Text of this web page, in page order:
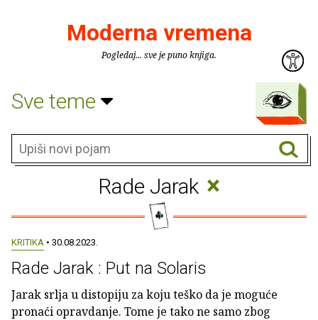
Moderna vremena
Pogledaj... sve je puno knjiga.
Sve teme
Rade Jarak ×
KRITIKA • 30.08.2023.
Rade Jarak : Put na Solaris
Jarak srlja u distopiju za koju teško da je moguće
pronaći opravdanje. Tome je tako ne samo zbog